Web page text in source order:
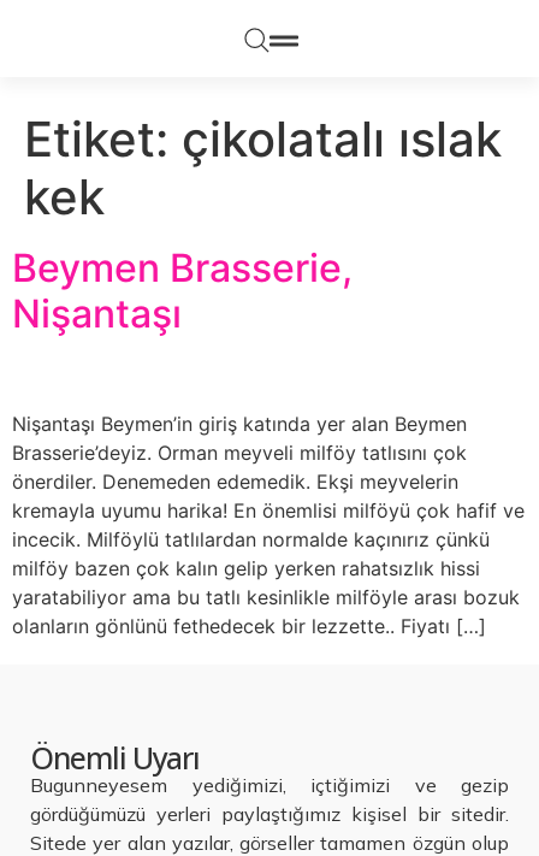
Etiket: çikolatalı ıslak
kek
Beymen Brasserie,
Nişantaşı
Nişantaşı Beymen’in giriş katında yer alan Beymen
Brasserie’deyiz. Orman meyveli milföy tatlısını çok
önerdiler. Denemeden edemedik. Ekşi meyvelerin
kremayla uyumu harika! En önemlisi milföyü çok hafif ve
incecik. Milföylü tatlılardan normalde kaçınırız çünkü
milföy bazen çok kalın gelip yerken rahatsızlık hissi
yaratabiliyor ama bu tatlı kesinlikle milföyle arası bozuk
olanların gönlünü fethedecek bir lezzette.. Fiyatı […]
Önemli Uyarı
Bugunneyesem yediğimizi, içtiğimizi ve gezip
gördüğümüzü yerleri paylaştığımız kişisel bir sitedir.
Sitede yer alan yazılar, görseller tamamen özgün olup